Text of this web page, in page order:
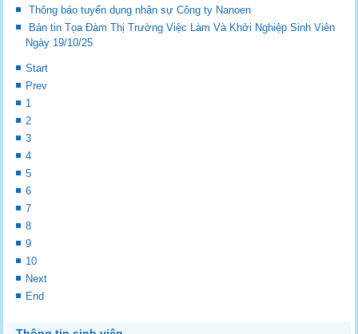
Thông báo tuyển dụng nhận sự Công ty Nanoen
Bản tin Tọa Đàm Thị Trường Việc Làm Và Khởi Nghiệp Sinh Viên
Ngày 19/10/25
Start
Prev
1
2
3
4
5
6
7
8
9
10
Next
End